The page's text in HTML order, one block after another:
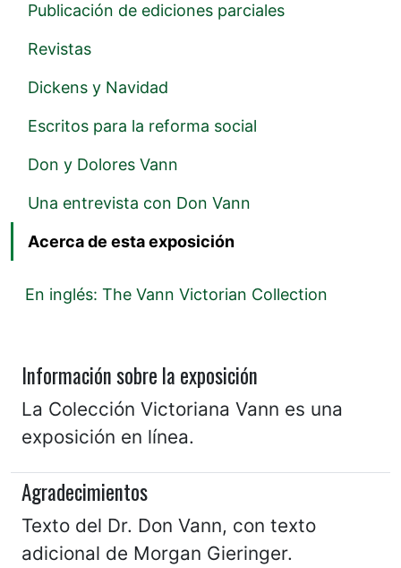
Información sobre la exposición
La Colección Victoriana Vann es una
exposición en línea.
Agradecimientos
Texto del Dr. Don Vann, con texto
adicional de Morgan Gieringer.
Publicación de ediciones parciales
Revistas
Dickens y Navidad
Escritos para la reforma social
Don y Dolores Vann
Una entrevista con Don Vann
Acerca de esta exposición
En inglés: The Vann Victorian Collection